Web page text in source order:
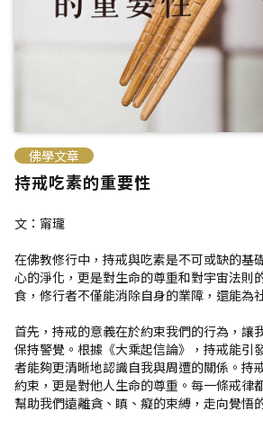
佛學文章
持戒吃素的重要性
文：甯瓏
在佛教修行中，持戒與吃素是不可或缺的基
心的淨化，更是對生命的尊重和對宇宙法則
食，修行者不僅能消除自身的業障，還能為
首先，持戒的意義在於約束我們的行為，讓
保持警覺。根據《大乘起信論》，持戒能引
者能夠更清晰地認識自我與周遭的關係。持
約束，更是對他人生命的尊重。每一條戒律
幫助我們遠離貪、瞋、癡的束縛，走向覺悟